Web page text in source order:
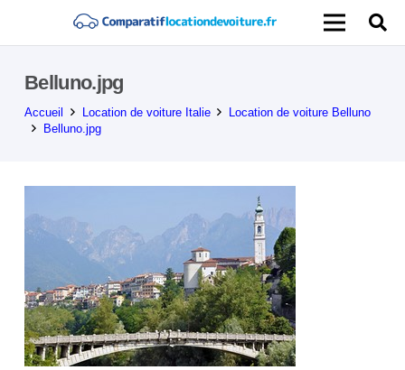
Belluno.jpg
Accueil Location de voiture Italie
Location de voiture Belluno
Belluno.jpg